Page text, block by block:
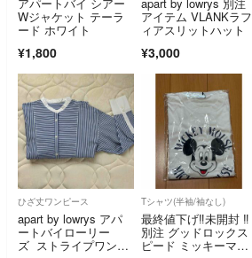
Wジャケット テーラ
ード ホワイト
¥1,800
アイテム VLANKラフ
ィアスリットハット
¥3,000
ひざ丈ワンピース
apart by lowrys アパ
ートバイローリー
ズ ストライプワンピ
Tシャツ(半袖/袖なし)
最終値下げ‼️未開封 ‼️
別注 グッドロックス
ピード ミッキーマウ